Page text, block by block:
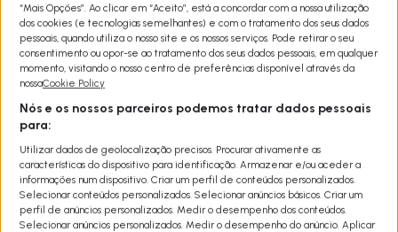
MESTRES DO RESTAURO T17
Drew Pritchard ganha dinheiro com pedaços de edifícios que os
uma mansão medieval ou de uma cúpula de vidro de um edifício
vitoriano, ele passa a vida na estrada à procura de tesouros
arquitectónicos.
“Mais Opções”. Ao clicar em “Aceito”, está a concordar com a nossa utilização
dos cookies (e tecnologias semelhantes) e com o tratamento dos seus dados
pessoais, quando utiliza o nosso site e os nossos serviços. Pode retirar o seu
consentimento ou opor-se ao tratamento dos seus dados pessoais, em qualquer
momento, visitando o nosso centro de preferências disponível através da
nossaCookie Policy
Nós e os nossos parceiros podemos tratar dados pessoais
para:
Utilizar dados de geolocalização precisos. Procurar ativamente as
características do dispositivo para identificação. Armazenar e/ou aceder a
informações num dispositivo. Criar um perfil de conteúdos personalizados.
Selecionar conteúdos personalizados. Selecionar anúncios básicos. Criar um
perfil de anúncios personalizados. Medir o desempenho dos conteúdos.
Selecionar anúncios personalizados. Medir o desempenho do anúncio. Aplicar